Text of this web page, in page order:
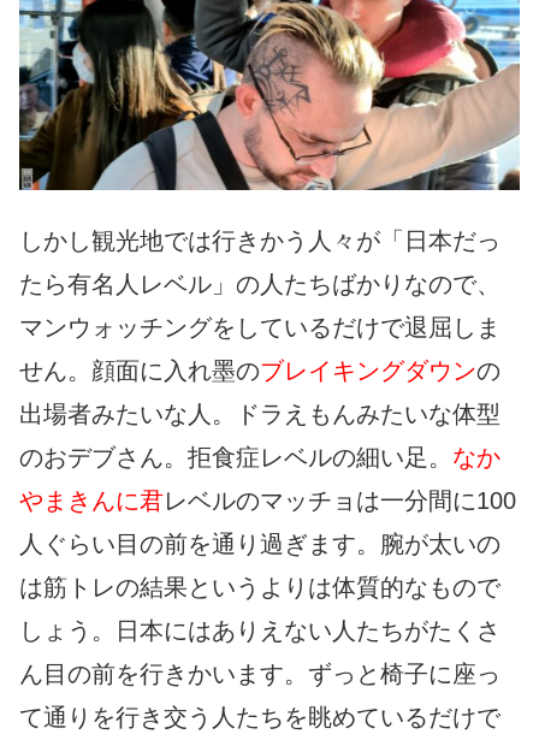
しかし観光地では行きかう人々が「日本だっ
たら有名人レベル」の人たちばかりなので、
マンウォッチングをしているだけで退屈しま
せん。顔面に入れ墨のブレイキングダウンの
出場者みたいな人。ドラえもんみたいな体型
のおデブさん。拒食症レベルの細い足。 なか
やまきんに君レベルのマッチョは一分間に100
人ぐらい目の前を通り過ぎます。腕が太いの
は筋トレの結果というよりは体質的なもので
しょう。日本にはありえない人たちがたくさ
ん目の前を行きかいます。ずっと椅子に座っ
て通りを行き交う人たちを眺めているだけで